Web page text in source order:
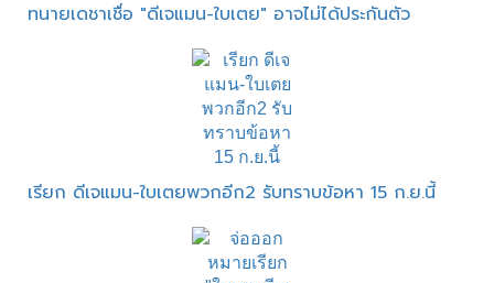
ทนายเดชาเชื่อ "ดีเจแมน-ใบเตย" อาจไม่ได้ประกันตัว
เรียก ดีเจแมน-ใบเตยพวกอีก2 รับทราบข้อหา 15 ก.ย.นี้